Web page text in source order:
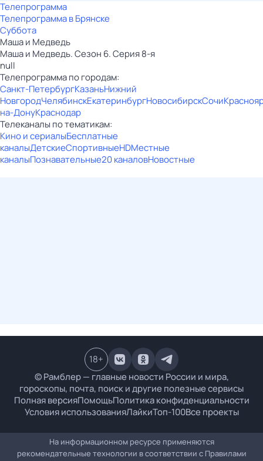
Телепрограмма
Телепрограмма в Брянске
Суббота
Маша и Медведь
Маша и Медведь. Сезон 6. Серия 8-я
null
Телепрограмма по городам:
Санкт-ПетербургКазаньНижний
НовгородЧелябинскЕкатеринбургНовосибирскСочи
на-ДонуКраснодар
Телеканалы по тематикам:
Кино и сериалыБесплатные
каналыДетскиеСпортивныеHDМестные
каналыПознавательные20 каналовНовостные
© Рамблер — главные новости России и мира,
гороскопы, почта, поиск и другие полезные сервисы
Полная версияПомощьПолитика конфиденциальности
Условия использованияЛайкиТоп-100Все проекты
18+
На информационном ресурсе применяются
рекомендательные технологии в соответствии с Правилами